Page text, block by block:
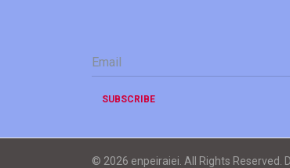
Email
*
SUBSCRIBE
© 2026 enpeiraiei. All Rights Reserved.